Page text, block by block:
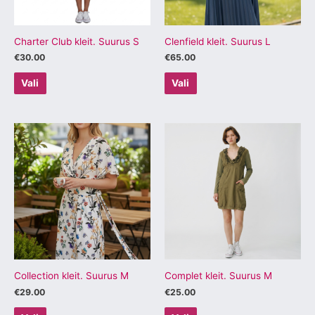
Charter Club kleit. Suurus S
€30.00
Vali
tootelehel.
Clenfield kleit. Suurus L
€65.00
Vali
teha
tootelehel.
Collection kleit. Suurus M
€29.00
Sellel
tootel
on
mitu
varianti.
Valikuid
saab
teha
tootelehel.
Complet kleit. Suurus M
€25.00
tootel
mitu
varianti.
Valikuid
tootelehel.